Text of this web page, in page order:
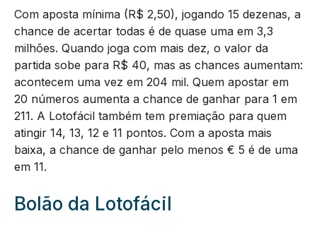
Com aposta mínima (R$ 2,50), jogando 15 dezenas, a
chance de acertar todas é de quase uma em 3,3
milhões. Quando joga com mais dez, o valor da
partida sobe para R$ 40, mas as chances aumentam:
acontecem uma vez em 204 mil. Quem apostar em
20 números aumenta a chance de ganhar para 1 em
211. A Lotofácil também tem premiação para quem
atingir 14, 13, 12 e 11 pontos. Com a aposta mais
baixa, a chance de ganhar pelo menos € 5 é de uma
em 11.
Bolão da Lotofácil